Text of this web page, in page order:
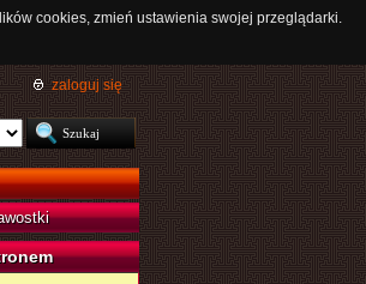
cookies, zmień ustawienia swojej przeglądarki.
zaloguj się